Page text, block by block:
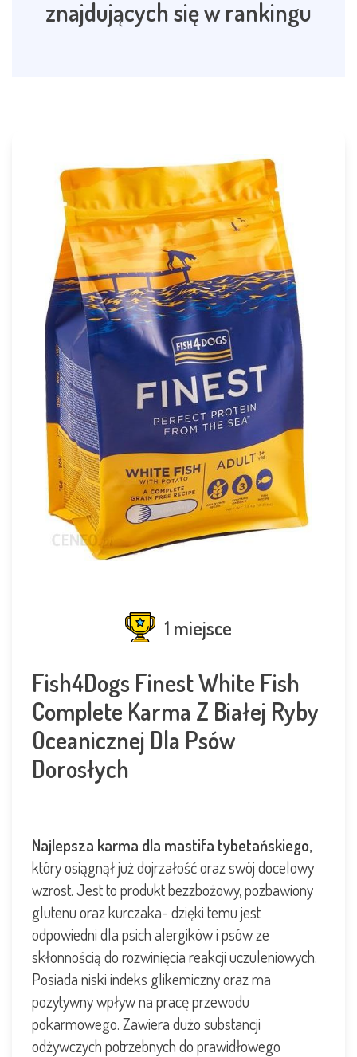
znajdujących się w rankingu
1 miejsce
Fish4Dogs Finest White Fish
Complete Karma Z Białej Ryby
Oceanicznej Dla Psów
Dorosłych
Najlepsza karma dla mastifa tybetańskiego,
który osiągnął już dojrzałość oraz swój docelowy
wzrost. Jest to produkt bezzbożowy, pozbawiony
glutenu oraz kurczaka- dzięki temu jest
odpowiedni dla psich alergików i psów ze
skłonnością do rozwinięcia reakcji uczuleniowych.
Posiada niski indeks glikemiczny oraz ma
pozytywny wpływ na pracę przewodu
pokarmowego. Zawiera dużo substancji
odżywczych potrzebnych do prawidłowego